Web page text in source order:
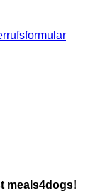
meals4dogs!